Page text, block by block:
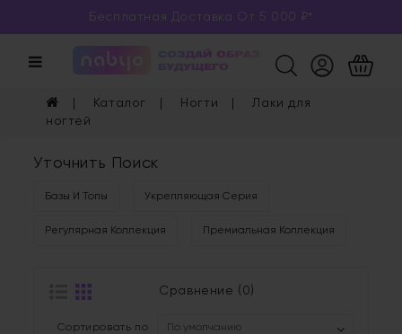
Бесплатная Доставка От 5 000 ₽*
Глаза
Ногти
Каталог Ногти
Лаки для
ногтей
Уточнить Поиск
Базы И Топы Укрепляющая Серия
Регулярная Коллекция Премиальная Коллекция
Сравнение (0)
Сортировать по